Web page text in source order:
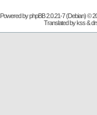
Powered byphpBB2.0.21-7 (Debian) ©
Translated by kss &